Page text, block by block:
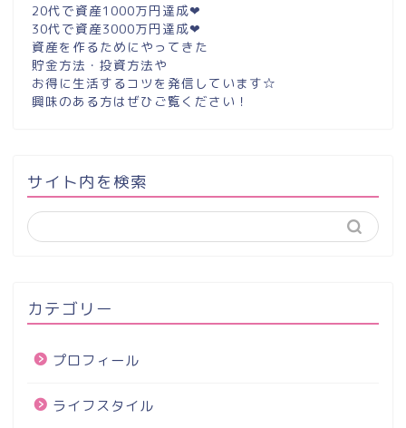
20代で資産1000万円達成❤︎
30代で資産3000万円達成❤︎
資産を作るためにやってきた
貯金方法・投資方法や
お得に生活するコツを発信しています☆
興味のある方はぜひご覧ください！
サイト内を検索
カテゴリー
プロフィール
ライフスタイル